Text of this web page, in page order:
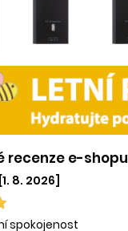
recenze e-shopu
8. 2026]
spokojenost